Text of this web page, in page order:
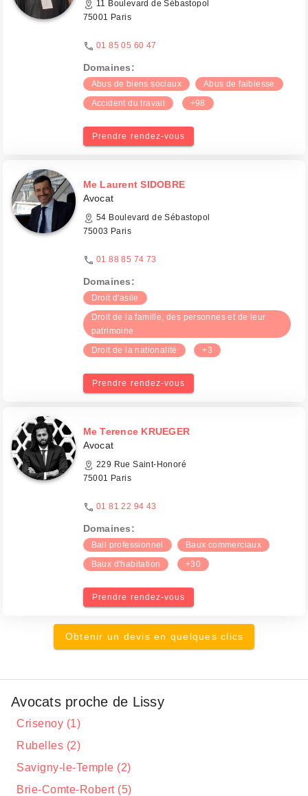
11 Boulevard de Sébastopol
75001 Paris
01 85 05 60 47
Domaines:
Abus de biens sociaux
Abus de faiblesse
Accident du travail
+98
Prendre rendez-vous
Me Laurent SIDOBRE
Avocat
54 Boulevard de Sébastopol
75003 Paris
01 88 85 74 73
Domaines:
Droit d'asile
Droit de la famille, des personnes et de leur
patrimoine
Droit de la nationalité
+3
Prendre rendez-vous
Me Terence KRUEGER
Avocat
229 Rue Saint-Honoré
75001 Paris
01 81 22 94 43
Domaines:
Bail professionnel
Baux commerciaux
Baux d'habitation
+30
Prendre rendez-vous
Obtenir un devis en quelques clics
Avocats proche de Lissy
Crisenoy (1)
Rubelles (2)
Savigny-le-Temple (2)
Brie-Comte-Robert (5)